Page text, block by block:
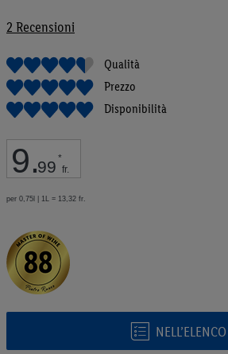
2 Recensioni
Qualità
Prezzo
Disponibilità
9.99 *
fr.
per 0,75l | 1L = 13,32 fr.
NELL’ELENCO
di
immagini